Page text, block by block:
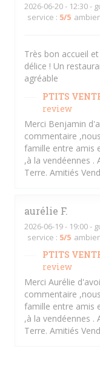
2026-06-20- 12:30 -
service : 5/5
Très bon accueil
délice ! Un
agréable
PTITS
review
Merci Benjamin
commentaire
famille entre amis
,à la vendéennes .
Terre. Amitiés
aurélie F
2026-06-19- 19:00 -
service : 5/5
PTITS
review
Merci Aurélie
commentaire
famille entre amis
,à la vendéennes .
Terre. Amitiés